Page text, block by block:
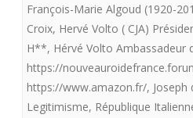
François-Marie Algoud (1920-
Croix, Hervé Volto ( CJA)
H**, Hérvé Volto Ambassadeur
https://
https://www.amazon.fr/,
Legitimisme, République